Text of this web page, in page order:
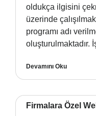
oldukça ilgisini
üzerinde
programı adı
oluşturulmaktadır.
Devamını Oku
Firmalara Özel